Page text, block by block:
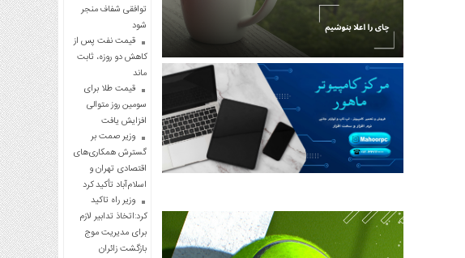
توافقی شفاف منجر
شود
قیمت نفت پس از
کاهش دو روزه، ثابت
ماند
قیمت طلا برای
سومین روز متوالی
افزایش یافت
وزیر صمت بر
گسترش همکاری‌های
اقتصادی تهران و
اسلام‌آباد تأکید کرد
وزیر راه تاکید
کرد:اتخاذ تدابیر لازم
برای مدیریت موج
بازگشت زائران